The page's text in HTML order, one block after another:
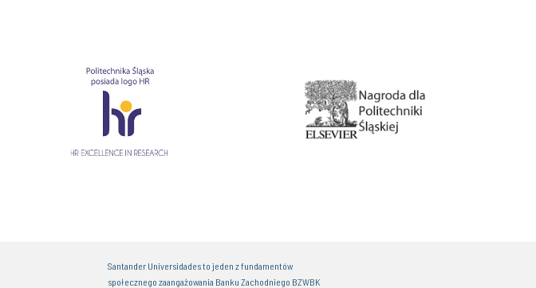
Santander Universidades to jeden z fundamentów
społecznego zaangażowania Banku Zachodniego BZWBK